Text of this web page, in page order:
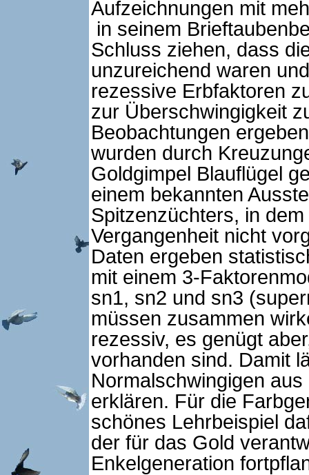
Aufzeichnungen mit
in seinem
Schluss ziehen, dass
unzureichend waren
rezessive Erbfaktoren
zur Überschwingigkeit
Beobachtungen
wurden durch
Goldgimpel Blauflügel
einem bekannten
Spitzenzüchters, in
Vergangenheit nicht
Daten ergeben
mit einem 3-
sn1, sn2 und sn3
müssen zusammen
rezessiv, es genügt
vorhanden sind. Damit
Normalschwingigen
erklären. Für die
schönes Lehrbeispiel
der für das Gold
Enkelgeneration